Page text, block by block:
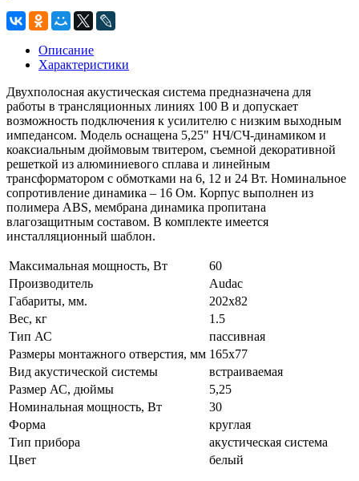
Описание
Характеристики
Двухполосная акустическая система предназначена для
работы в трансляционных линиях 100 В и допускает
возможность подключения к усилителю с низким выходным
импедансом. Модель оснащена 5,25" НЧ/СЧ-динамиком и
коаксиальным дюймовым твитером, съемной декоративной
решеткой из алюминиевого сплава и линейным
трансформатором с обмотками на 6, 12 и 24 Вт. Номинальное
сопротивление динамика – 16 Ом. Корпус выполнен из
полимера ABS, мембрана динамика пропитана
влагозащитным составом. В комплекте имеется
инсталляционный шаблон.
Максимальная мощность, Вт
60
Производитель
Audac
Габариты, мм.
202x82
Вес, кг
1.5
Тип АС
пассивная
Размеры монтажного отверстия, мм 165x77
Вид акустической системы
встраиваемая
Размер АС, дюймы
5,25
Номинальная мощность, Вт
30
Форма
круглая
Тип прибора
акустическая система
Цвет
белый